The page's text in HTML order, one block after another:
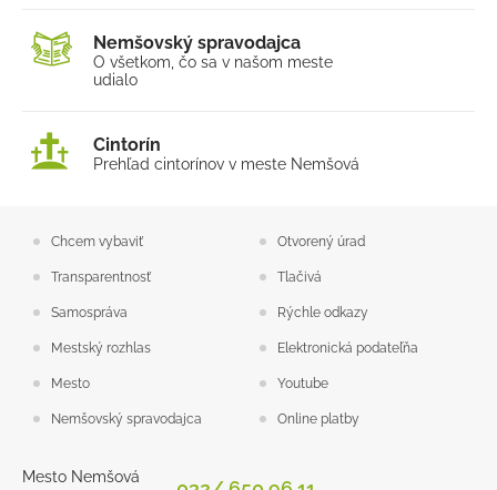
Nemšovský spravodajca
O všetkom, čo sa v našom meste
udialo
Cintorín
Prehľad cintorínov v meste Nemšová
Chcem vybaviť Otvorený úrad
Transparentnosť Tlačivá
Samospráva Rýchle odkazy
Mestský rozhlas Elektronická podateľňa
Mesto Youtube
Nemšovský spravodajca Online platby
Mesto Nemšová